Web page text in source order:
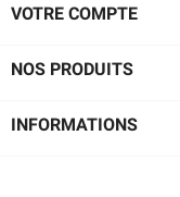
VOTRE COMPTE
NOS PRODUITS
INFORMATIONS